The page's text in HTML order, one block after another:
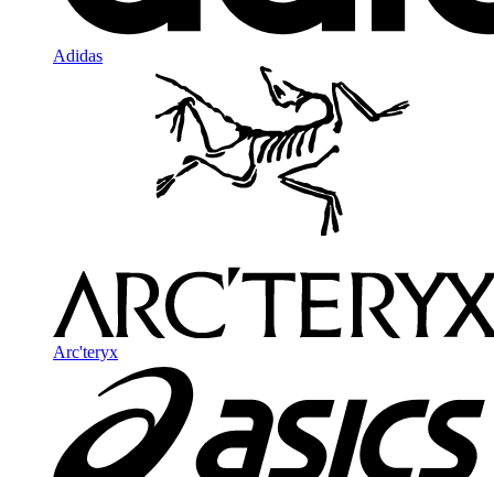
Adidas
Arc'teryx